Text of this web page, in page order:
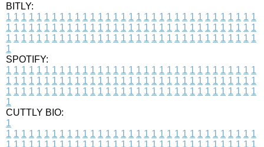
BITLY:
1 1 1 1 1 1 1 1 1 1 1 1 1 1 1 1 1 1 1 1 1 1 1 1 1 1 1 1 1 1 1 1 1
1 1 1 1 1 1 1 1 1 1 1 1 1 1 1 1 1 1 1 1 1 1 1 1 1 1 1 1 1 1 1 1 1
1 1 1 1 1 1 1 1 1 1 1 1 1 1 1 1 1 1 1 1 1 1 1 1 1 1 1 1 1 1 1 1 1
1
SPOTIFY:
1 1 1 1 1 1 1 1 1 1 1 1 1 1 1 1 1 1 1 1 1 1 1 1 1 1 1 1 1 1 1 1 1
1 1 1 1 1 1 1 1 1 1 1 1 1 1 1 1 1 1 1 1 1 1 1 1 1 1 1 1 1 1 1 1 1
1 1 1 1 1 1 1 1 1 1 1 1 1 1 1 1 1 1 1 1 1 1 1 1 1 1 1 1 1 1 1 1 1
1
CUTTLY BIO:
1
1 1 1 1 1 1 1 1 1 1 1 1 1 1 1 1 1 1 1 1 1 1 1 1 1 1 1 1 1 1 1 1 1
1 1 1 1 1 1 1 1 1 1 1 1 1 1 1 1 1 1 1 1 1 1 1 1 1 1 1 1 1 1 1 1 1